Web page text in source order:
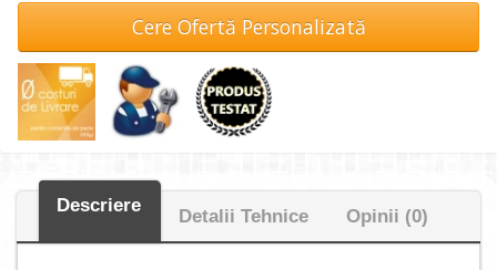
Cere Ofertă Personalizată
Descriere
Detalii Tehnice Opinii (0)